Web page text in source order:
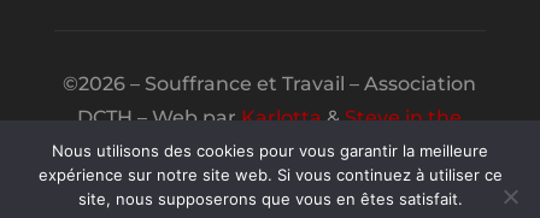
©2026 – Souffrance et Travail – Association
DCTH – Web parKarlotta&Steve in the
Night
Nous utilisons des cookies pour vous garantir la meilleure
expérience sur notre site web. Si vous continuez à utiliser ce
site, nous supposerons que vous en êtes satisfait.